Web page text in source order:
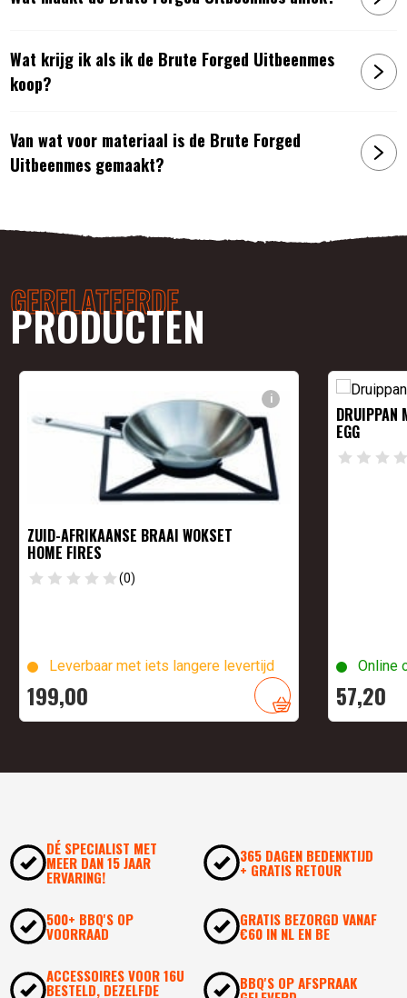
Wat krijg ik als ik de Brute Forged Uitbeenmes
koop?
Van wat voor materiaal is de Brute Forged
Uitbeenmes gemaakt?
GERELATEERDE
PRODUCTEN
i
ZUID-AFRIKAANSE BRAAI WOKSET
HOME FIRES
(0)
Leverbaar met iets langere levertijd
199,00
DRUIPPAN
EGG
Online
57,20
DÉ SPECIALIST MET
MEER DAN 15 JAAR
ERVARING!
365 DAGEN BEDENKTIJD
+ GRATIS RETOUR
500+ BBQ'S OP
VOORRAAD
GRATIS BEZORGD VANAF
€60 IN NL EN BE
ACCESSOIRES VOOR 16U
BESTELD, DEZELFDE BBQ'S OP AFSPRAAK